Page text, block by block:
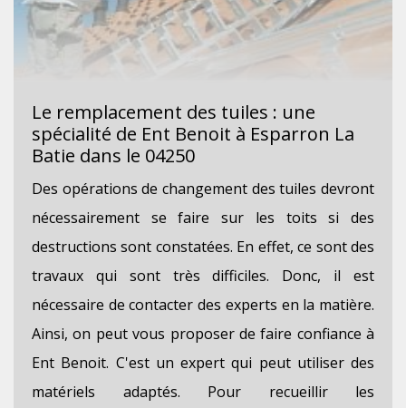
Le remplacement des tuiles : une
spécialité de Ent Benoit à Esparron La
Batie dans le 04250
Des opérations de changement des tuiles devront
nécessairement se faire sur les toits si des
destructions sont constatées. En effet, ce sont des
travaux qui sont très difficiles. Donc, il est
nécessaire de contacter des experts en la matière.
Ainsi, on peut vous proposer de faire confiance à
Ent Benoit. C'est un expert qui peut utiliser des
matériels adaptés. Pour recueillir les